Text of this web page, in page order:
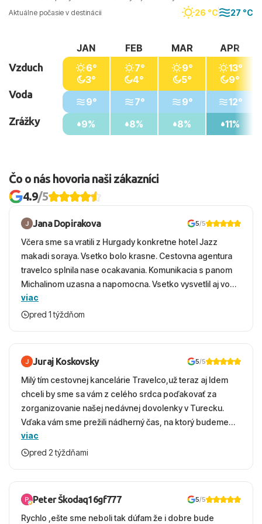
Aktuálne počasie v destinácii 26 °C 27 °C
Vzduch
Voda
Zrážky
JAN
6°
3°
9°
9%
FEB
7°
4°
7°
8%
MAR
9°
5°
9°
8%
APR
13°
9°
12°
11%
Čo o nás hovoria naši zákazníci
4.9/5
Jana Dopirakova 5/5
Včera sme sa vratili z Hurgady konkretne hotel Jazz
makadi soraya. Vsetko bolo krasne. Cestovna agentura
travelco splnila nase ocakavania. Komunikacia s panom
Michalinom uzasna a napomocna. Vsetko vysvetlil aj vo
vecernych hodinach zaco sa ospravedlnujem. Hotel
krasny, cisty. Sluzby top. Strava, prostredie, more,
viac
pred 1 týždňom
Juraj Koskovsky 5/5
Milý tím cestovnej kancelárie Travelco,už teraz aj Idem
chceli by sme sa vám z celého srdca poďakovať za
zorganizovanie našej nedávnej dovolenky v Turecku.
Vďaka vám sme prežili nádherný čas, na ktorý budeme
ešte dlho s úsmevom spomínať. ​Všetko prebehlo
absolútne hladko – od prvotného výberu zájazdu, cez
bola to trefa do čierneho! ​Čo nás dostalo najviac: ​Skvelé
služby a personál: Vždy usmievaví, ochotní a starostliví
ľudia. ​Gastro zážitok: Výborné, pestré a čerstvé jedlo
viac
pred 2 týždňami
Peter Škodaq16gf777 5/5
Rychlo ,ešte sme neboli tak dúfam že i dobre bude